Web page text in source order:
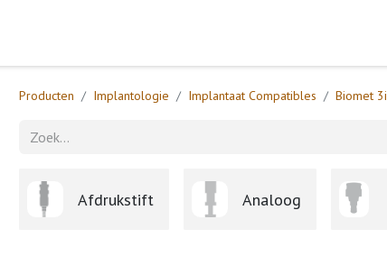
Producten Implantologie Implantaat Compatibles Biomet 3i
Afdrukstift Analoog